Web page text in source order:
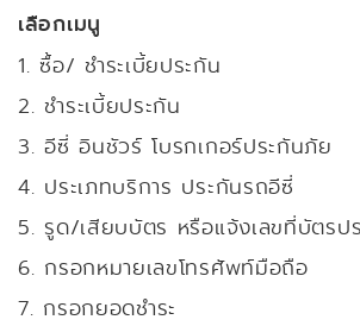
เลือกเมนู
1. ซื้อ/ ชำระเบี้ยประกัน
2. ชำระเบี้ยประกัน
3. อีซี่ อินชัวร์ โบรกเกอร์ประกันภัย
4. ประเภทบริการ ประกันรถอีซี่
5. รูด/เสียบบัตร หรือแจ้งเลขที่บัตรป
6. กรอกหมายเลขโทรศัพท์มือถือ
7. กรอกยอดชำระ